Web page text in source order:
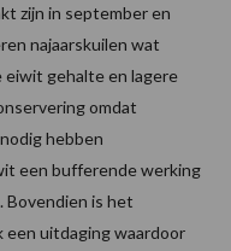
zijn in september en
najaarskuilen wat
eiwit gehalte en lagere
omdat
hebben
een bufferende werking
Bovendien is het
een uitdaging waardoor